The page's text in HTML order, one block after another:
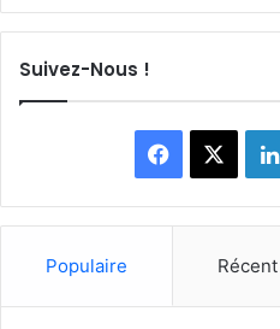
Suivez-Nous !
a
L
Populaire Récent